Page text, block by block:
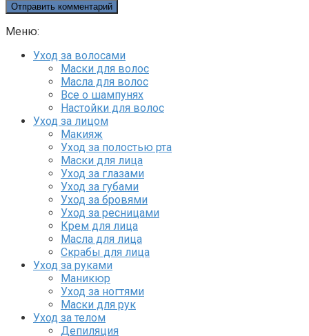
Меню:
Уход за волосами
Маски для волос
Масла для волос
Все о шампунях
Настойки для волос
Уход за лицом
Макияж
Уход за полостью рта
Маски для лица
Уход за глазами
Уход за губами
Уход за бровями
Уход за ресницами
Крем для лица
Масла для лица
Скрабы для лица
Уход за руками
Маникюр
Уход за ногтями
Маски для рук
Уход за телом
Депиляция